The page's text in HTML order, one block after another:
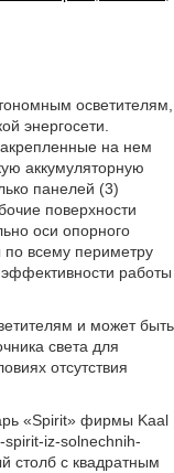
осветителям,
энергосети.
на нем
аккумуляторную
панелей (3)
поверхности
оси опорного
всему периметру
работы
и может быть
света для
отсутствия
«Spirit» фирмы Kaal
iz-solnechnih-
столб с квадратным